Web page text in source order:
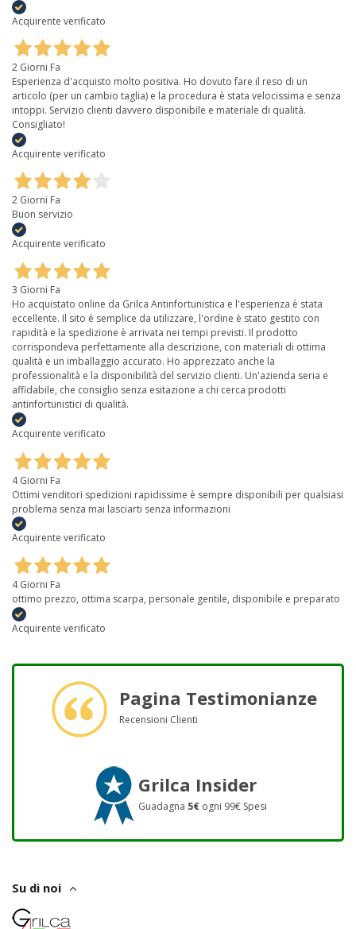
Acquirente verificato
2 Giorni Fa
Esperienza d'acquisto molto positiva. Ho dovuto fare il reso di un
articolo (per un cambio taglia) e la procedura è stata velocissima e senza
intoppi. Servizio clienti davvero disponibile e materiale di qualità.
Consigliato!
Acquirente verificato
2 Giorni Fa
Buon servizio
Acquirente verificato
3 Giorni Fa
Ho acquistato online da Grilca Antinfortunistica e l'esperienza è stata
eccellente. Il sito è semplice da utilizzare, l'ordine è stato gestito con
rapidità e la spedizione è arrivata nei tempi previsti. Il prodotto
corrispondeva perfettamente alla descrizione, con materiali di ottima
qualità e un imballaggio accurato. Ho apprezzato anche la
professionalità e la disponibilità del servizio clienti. Un'azienda seria e
affidabile, che consiglio senza esitazione a chi cerca prodotti
antinfortunistici di qualità.
Acquirente verificato
4 Giorni Fa
Ottimi venditori spedizioni rapidissime è sempre disponibili per qualsiasi
problema senza mai lasciarti senza informazioni
Acquirente verificato
4 Giorni Fa
ottimo prezzo, ottima scarpa, personale gentile, disponibile e preparato
Acquirente verificato
Pagina Testimonianze
Recensioni Clienti
Grilca Insider
Guadagna 5€ ogni 99€ Spesi
Su di noi